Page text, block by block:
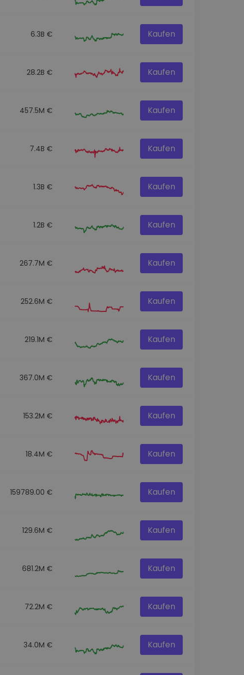
6.3B € Kaufen
28.2B € Kaufen
457.5M € Kaufen
7.4B € Kaufen
1.3B € Kaufen
1.2B € Kaufen
267.7M € Kaufen
252.6M € Kaufen
219.1M € Kaufen
367.0M € Kaufen
153.2M € Kaufen
18.4M € Kaufen
159789.00 € Kaufen
129.6M € Kaufen
681.2M € Kaufen
72.2M € Kaufen
34.0M € Kaufen